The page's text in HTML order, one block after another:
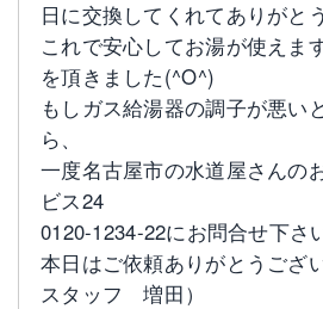
日に交換してくれてありがと
これで安心してお湯が使えま
を頂きました(^O^)
もしガス給湯器の調子が悪い
ら、
一度名古屋市の水道屋さんの
ビス24
0120-1234-22にお問合せ下さ
本日はご依頼ありがとうござ
スタッフ 増田）